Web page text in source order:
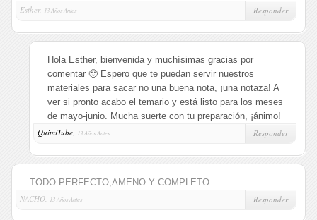
Esther, 13 Años Antes Responder
Hola Esther, bienvenida y muchísimas gracias por
comentar 🙂 Espero que te puedan servir nuestros
materiales para sacar no una buena nota, ¡una notaza! A
ver si pronto acabo el temario y está listo para los meses
de mayo-junio. Mucha suerte con tu preparación, ¡ánimo!
QuimiTube, 13 Años Antes Responder
TODO PERFECTO,AMENO Y COMPLETO.
NACHO,
13 Años Antes Responder